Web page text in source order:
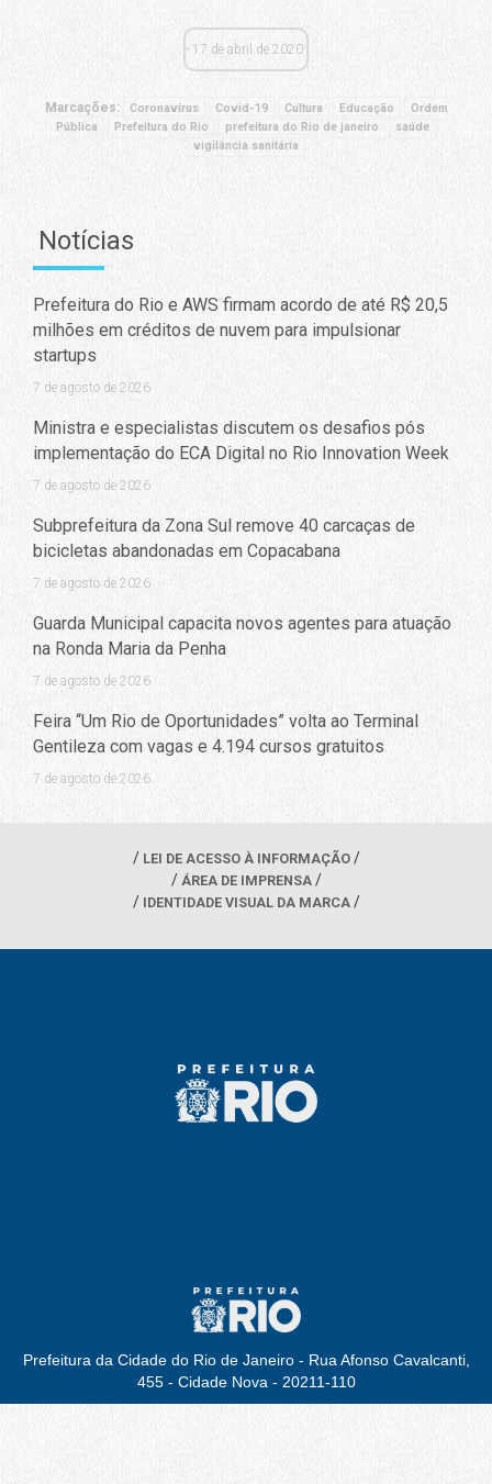
17 de abril de 2020
Marcações: Coronavírus Covid-19 Cultura Educação
Ordem
Pública
Prefeitura do Rio prefeitura do Rio de janeiro
saúde
vigilância sanitária
Notícias
Prefeitura do Rio e AWS firmam acordo de até R$ 20,5
milhões em créditos de nuvem para impulsionar
startups
7 de agosto de 2026
Ministra e especialistas discutem os desafios pós
implementação do ECA Digital no Rio Innovation Week
7 de agosto de 2026
Subprefeitura da Zona Sul remove 40 carcaças de
bicicletas abandonadas em Copacabana
7 de agosto de 2026
Guarda Municipal capacita novos agentes para atuação
na Ronda Maria da Penha
7 de agosto de 2026
Feira “Um Rio de Oportunidades” volta ao Terminal
Gentileza com vagas e 4.194 cursos gratuitos
7 de agosto de 2026
LEI DE ACESSO À INFORMAÇÃO
ÁREA DE IMPRENSA
IDENTIDADE VISUAL DA MARCA
Prefeitura da Cidade do Rio de Janeiro - Rua Afonso Cavalcanti,
455 - Cidade Nova - 20211-110